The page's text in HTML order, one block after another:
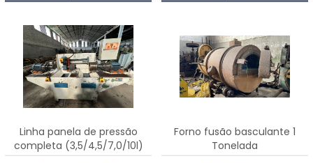
Linha panela de pressão
completa (3,5/4,5/7,0/10l)
Forno fusão basculante 1
Tonelada